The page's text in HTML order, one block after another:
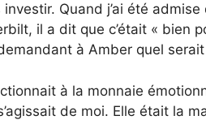
Quand j’ai été
il a dit que c’était « bien
à Amber quel
à la monnaie
de moi. Elle était la